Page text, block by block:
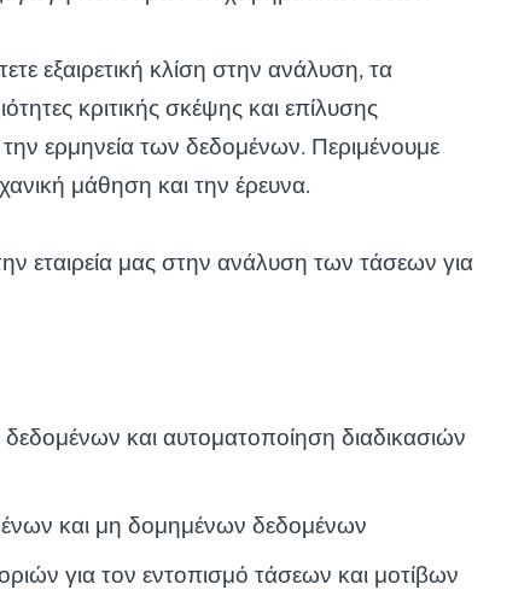
εξαιρετική κλίση στην ανάλυση, τα
κριτικής σκέψης και επίλυσης
ερμηνεία των δεδομένων. Περιμένουμε
μάθηση και την έρευνα.
εταιρεία μας στην ανάλυση των τάσεων για
και αυτοματοποίηση διαδικασιών
και μη δομημένων δεδομένων
για τον εντοπισμό τάσεων και μοτίβων